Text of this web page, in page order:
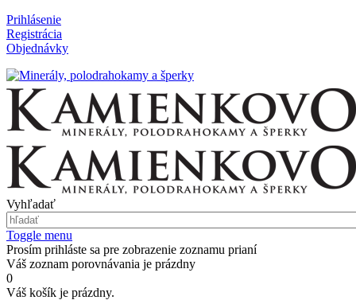
Prihlásenie
Registrácia
Objednávky
Vyhľadať
Toggle menu
Prosím prihláste sa pre zobrazenie zoznamu prianí
Váš zoznam porovnávania je prázdny
0
Váš košík je prázdny.